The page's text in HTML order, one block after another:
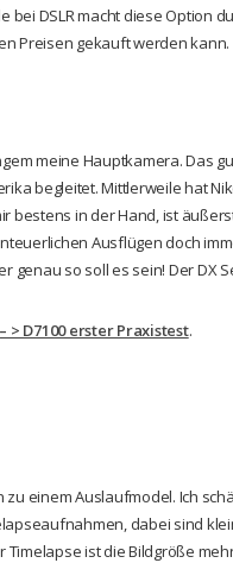
bei DSLR macht diese Option
Preisen gekauft werden kann.
meine Hauptkamera. Das
begleitet. Mittlerweile hat
bestens in der Hand, ist
Ausflügen doch
genau so soll es sein! Der
– > D7100 erster Praxistest.
zu einem Auslaufmodel. Ich
dabei sind
Timelapse ist die Bildgröße